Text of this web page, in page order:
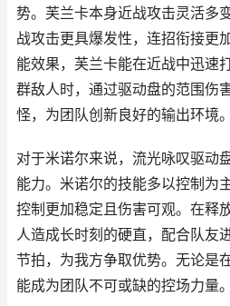
势。芙兰卡本身近战攻击灵活多
战攻击更具爆发性，连招衔接更
能效果，芙兰卡能在近战中迅速
群敌人时，通过驱动盘的范围伤
怪，为团队创新良好的输出环境。
对于米诺尔来说，流光咏叹驱动
能力。米诺尔的技能多以控制为
控制更加稳定且伤害可观。在释
人造成长时刻的硬直，配合队友
节拍，为我方争取优势。无论是
能成为团队不可或缺的控场力量。